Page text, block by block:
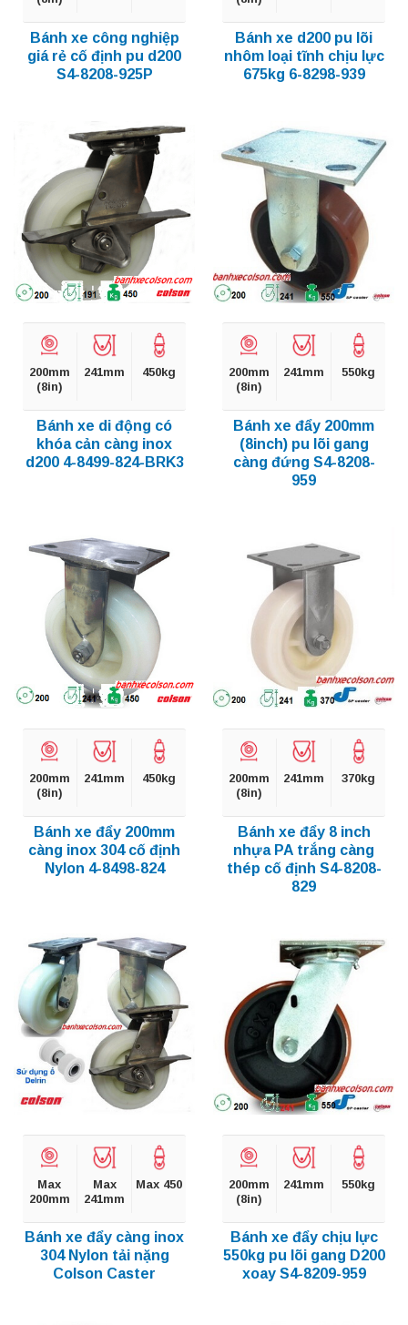
Bánh xe công nghiệp
giá rẻ cố định pu d200
S4-8208-925P
Bánh xe d200 pu lõi
nhôm loại tĩnh chịu lực
675kg 6-8298-939
200mm
(8in)
241mm 450kg
Bánh xe di động có
khóa cản càng inox
d200 4-8499-824-BRK3
200mm
(8in)
241mm 550kg
Bánh xe đẩy 200mm
(8inch) pu lõi gang
càng đứng S4-8208-
959
200mm
(8in)
241mm 450kg
Bánh xe đẩy 200mm
càng inox 304 cố định
Nylon 4-8498-824
200mm
(8in)
241mm 370kg
Bánh xe đẩy 8 inch
nhựa PA trắng càng
thép cố định S4-8208-
829
Max
200mm
Max
241mm
Max 450
Bánh xe đẩy càng inox
304 Nylon tải nặng
Colson Caster
200mm
(8in)
241mm 550kg
Bánh xe đẩy chịu lực
550kg pu lõi gang D200
xoay S4-8209-959